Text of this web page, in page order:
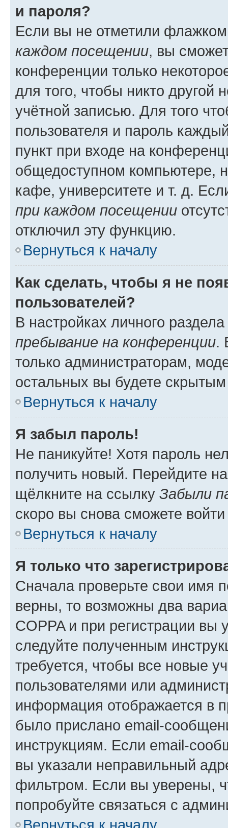
и пароля?
Если вы не отметили
каждом посещении, вы
конференции только
для того, чтобы никто другой
учётной записью. Для того
пользователя и пароль
пункт при входе на
общедоступном компьютере,
кафе, университете и т. д.
при каждом посещении
отключил эту функцию.
Вернуться к началу
Как сделать, чтобы я не
пользователей?
В настройках личного
пребывание на конференции.
только администраторам,
остальных вы будете
Вернуться к началу
Я забыл пароль!
Не паникуйте! Хотя пароль
получить новый. Перейдите
щёлкните на ссылку Забыли
скоро вы снова сможете
Вернуться к началу
Я только что
Сначала проверьте свои имя
верны, то возможны два
COPPA и при регистрации вы
следуйте полученным
требуется, чтобы все новые
пользователями или
информация отображается в
было прислано email-
инструкциям. Если email-
вы указали неправильный
фильтром. Если вы уверены,
попробуйте связаться с
Вернуться к началу